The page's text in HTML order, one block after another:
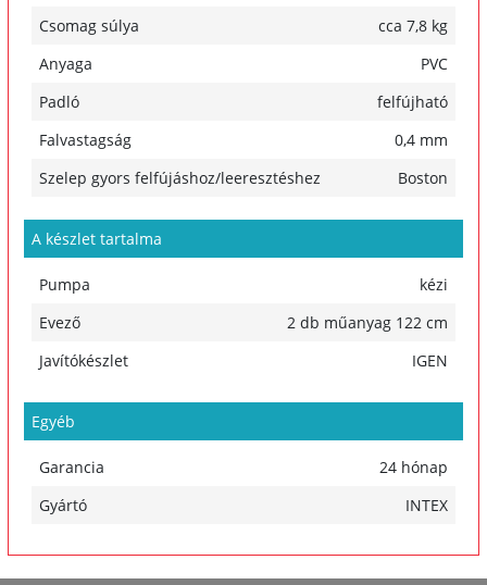
Csomag súlya
cca 7,8 kg
Anyaga
PVC
Padló
felfújható
Falvastagság
0,4 mm
Szelep gyors felfújáshoz/leeresztéshez
Boston
A készlet tartalma
Pumpa
kézi
Evező
2 db műanyag 122 cm
Javítókészlet
IGEN
Egyéb
Garancia
24 hónap
Gyártó
INTEX